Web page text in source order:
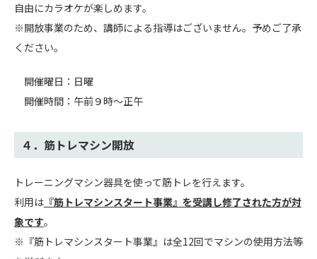
自由にカラオケが楽しめます。
※開放事業のため、講師による指導はございません。予めご了承
ください。
開催曜日：日曜
開催時間：午前９時～正午
４．筋トレマシン開放
トレーニングマシン器具を使って筋トレを行えます。
利用は 『筋トレマシンスタート事業』を受講し修了された方が対
象です。
※『筋トレマシンスタート事業』は全12回でマシンの使用方法等